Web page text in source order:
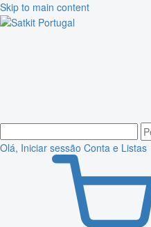
Skip to main content
Olá, Iniciar sessão Conta e Listas